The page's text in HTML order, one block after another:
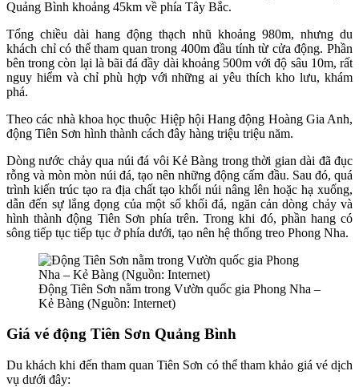
Quảng Bình khoảng 45km về phía Tây Bắc.
Tổng chiều dài hang động thạch nhũ khoảng 980m, nhưng du
khách chỉ có thể tham quan trong 400m đầu tính từ cửa động. Phần
bên trong còn lại là bãi đá đầy dài khoảng 500m với độ sâu 10m, rất
nguy hiểm và chỉ phù hợp với những ai yêu thích kho lưu, khám
phá.
Theo các nhà khoa học thuộc Hiệp hội Hang động Hoàng Gia Anh,
động Tiên Sơn hình thành cách đây hàng triệu triệu năm.
Dòng nước chảy qua núi đá vôi Kẻ Bàng trong thời gian dài đã đục
rỗng và mòn mòn núi đá, tạo nên những động cấm đầu. Sau đó, quá
trình kiến trúc tạo ra địa chất tạo khối núi nâng lên hoặc hạ xuống,
dẫn đến sự lắng đọng của một số khối đá, ngăn cản dòng chảy và
hình thành động Tiên Sơn phía trên. Trong khi đó, phần hang có
sông tiếp tục tiếp tục ở phía dưới, tạo nên hệ thống treo Phong Nha.
Động Tiên Sơn nằm trong Vườn quốc gia Phong Nha –
Kẻ Bàng (Nguồn: Internet)
Giá vé động Tiên Sơn Quảng Bình
Du khách khi đến tham quan Tiên Sơn có thể tham khảo giá vé dịch
vụ dưới đây: